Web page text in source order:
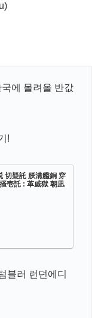
에 몰려올 반값
!
切疑託 朕溝艦銅 穿
壱託 : 革戚獄 朝凪
블러 런던에디